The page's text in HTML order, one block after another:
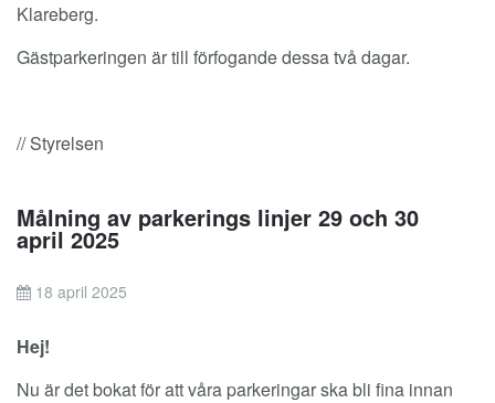
Klareberg.
Gästparkeringen är till förfogande dessa två dagar.
// Styrelsen
Målning av parkerings linjer 29 och 30
april 2025
18 april 2025
Hej!
Nu är det bokat för att våra parkeringar ska bli fina innan